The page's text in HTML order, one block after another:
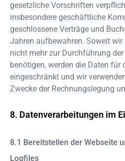
gesetzliche Vorschriften
insbesondere geschäftliche
geschlossene Verträge und
Jahren aufbewahren. Soweit wir
nicht mehr zur Durchführung
benötigen, werden die Daten für
eingeschränkt und wir
Zwecke der Rechnungslegung
Datenverarbeitungen im
Bereitstellen der Webseite
Logfiles